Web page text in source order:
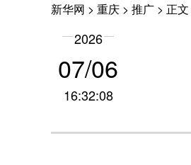
新华网 > 重庆 > 推广 > 正文
2026
07/06
16:32:08